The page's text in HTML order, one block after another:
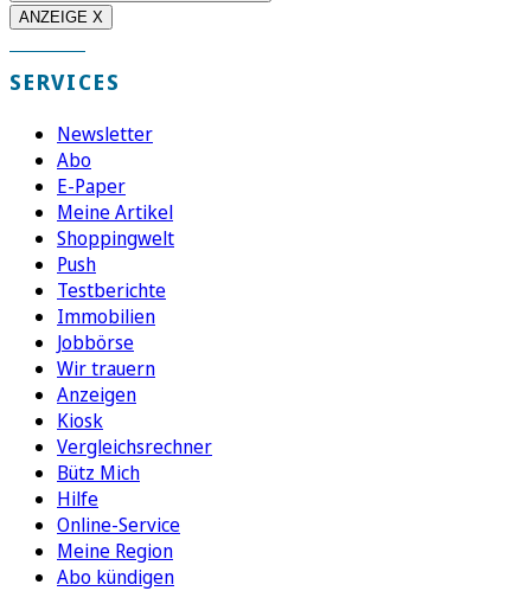
ANZEIGE X
SERVICES
Newsletter
Abo
E-Paper
Meine Artikel
Shoppingwelt
Push
Testberichte
Immobilien
Jobbörse
Wir trauern
Anzeigen
Kiosk
Vergleichsrechner
Bütz Mich
Hilfe
Online-Service
Meine Region
Abo kündigen